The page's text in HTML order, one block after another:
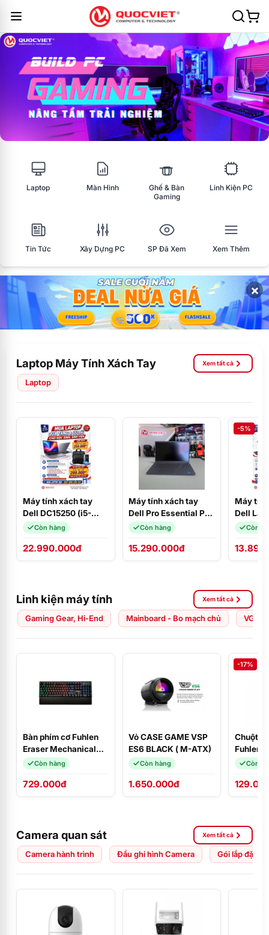
Laptop Màn Hình
Ghế & Bàn
Gaming
Linh Kiện PC
Tin Tức Xây Dựng PC SP Đã Xem Xem Thêm
×
Laptop Máy Tính Xách Tay Xem tất cả
Laptop
Máy tính xách tay
Dell DC15250 (i5-
1334U/16GD4/512SSD/15.6FHD/120Hz/W11SL+OFFICE_2024/
Còn hàng
22.990.000đ
Máy tính xách tay
Dell Pro Essential PV
15250 (Core i5-
ĐEN/Ubuntu/NK
Còn hàng
15.290.000đ
-5%
Máy
Dell
(i3-
FHD/
Còn
Linh kiện máy tính Xem tất cả
Gaming Gear, Hi-End Mainboard - Bo mạch chủ VGA -
Bàn phím cơ Fuhlen
Eraser Mechanical
Blue Switch Black
Còn hàng
729.000đ
Vỏ CASE GAME VSP
ES6 BLACK ( M-ATX)
Còn hàng
1.650.000đ
-17%
Chuột
Fuhlen
Còn
Camera quan sát Xem tất cả
Camera hành trình Đầu ghi hình Camera Gói lắp đặt